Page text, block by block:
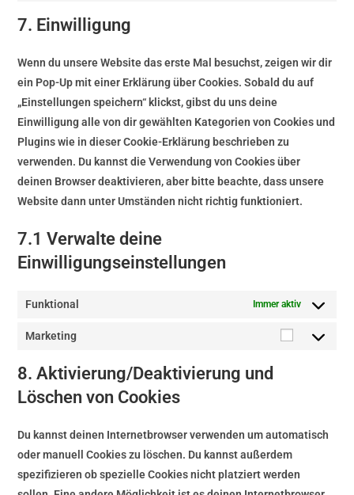
7. Einwilligung
Wenn du unsere Website das erste Mal besuchst, zeigen wir dir
ein Pop-Up mit einer Erklärung über Cookies. Sobald du auf
„Einstellungen speichern“ klickst, gibst du uns deine
Einwilligung alle von dir gewählten Kategorien von Cookies und
Plugins wie in dieser Cookie-Erklärung beschrieben zu
verwenden. Du kannst die Verwendung von Cookies über
deinen Browser deaktivieren, aber bitte beachte, dass unsere
Website dann unter Umständen nicht richtig funktioniert.
7.1 Verwalte deine
Einwilligungseinstellungen
Funktional Immer aktiv
Marketing
8. Aktivierung/Deaktivierung und
Löschen von Cookies
Du kannst deinen Internetbrowser verwenden um automatisch
oder manuell Cookies zu löschen. Du kannst außerdem
spezifizieren ob spezielle Cookies nicht platziert werden